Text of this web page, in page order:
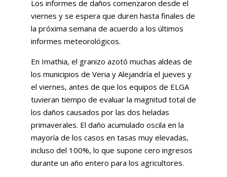
Los informes de daños comenzaron desde el
viernes y se espera que duren hasta finales de
la próxima semana de acuerdo a los últimos
informes meteorológicos.
En Imathia, el granizo azotó muchas aldeas de
los municipios de Veria y Alejandría el jueves y
el viernes, antes de que los equipos de ELGA
tuvieran tiempo de evaluar la magnitud total de
los daños causados ​​por las dos heladas
primaverales. El daño acumulado oscila en la
mayoría de los casos en tasas muy elevadas,
incluso del 100%, lo que supone cero ingresos
durante un año entero para los agricultores.